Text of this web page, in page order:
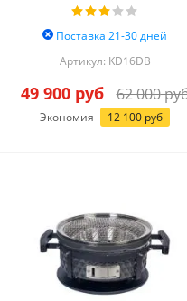
Поставка 21-30 дней
Артикул: KD16DB
49 900руб 62 000
Экономия 12 100 руб